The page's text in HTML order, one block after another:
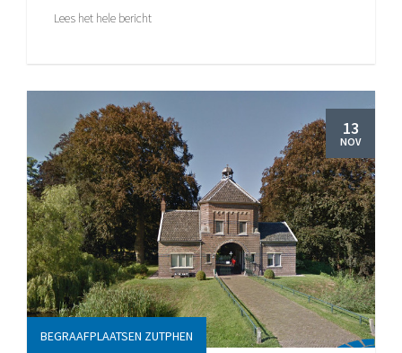
Lees het hele bericht
13
NOV
BEGRAAFPLAATSEN ZUTPHEN